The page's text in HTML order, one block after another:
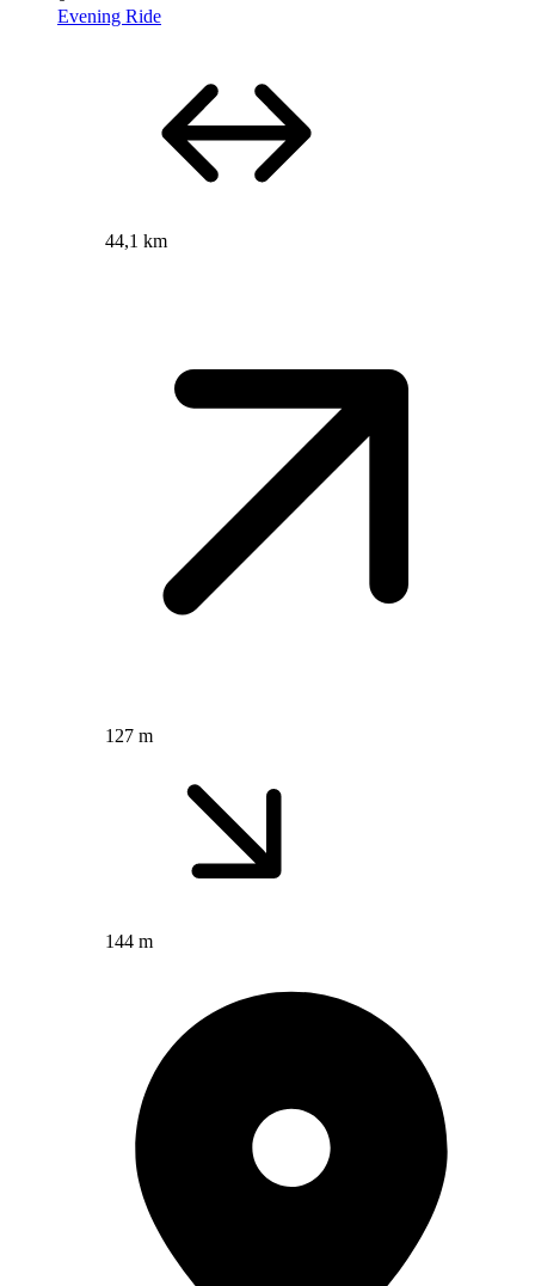
Evening Ride
44,1 km
127 m
144 m